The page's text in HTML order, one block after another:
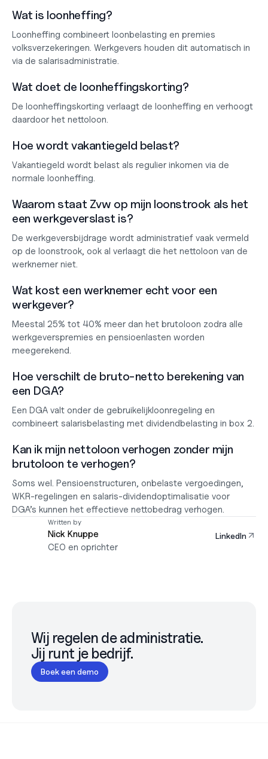
Wat is loonheffing?
Loonheffing combineert loonbelasting en premies
volksverzekeringen. Werkgevers houden dit automatisch in
via de salarisadministratie.
Wat doet de loonheffingskorting?
De loonheffingskorting verlaagt de loonheffing en verhoogt
daardoor het nettoloon.
Hoe wordt vakantiegeld belast?
Vakantiegeld wordt belast als regulier inkomen via de
normale loonheffing.
Waarom staat Zvw op mijn loonstrook als het
een werkgeverslast is?
De werkgeversbijdrage wordt administratief vaak vermeld
op de loonstrook, ook al verlaagt die het nettoloon van de
werknemer niet.
Wat kost een werknemer echt voor een
werkgever?
Meestal 25% tot 40% meer dan het brutoloon zodra alle
werkgeverspremies en pensioenlasten worden
meegerekend.
Hoe verschilt de bruto-netto berekening van
een DGA?
Een DGA valt onder de gebruikelijkloonregeling en
combineert salarisbelasting met dividendbelasting in box 2.
Kan ik mijn nettoloon verhogen zonder mijn
brutoloon te verhogen?
Soms wel. Pensioenstructuren, onbelaste vergoedingen,
WKR-regelingen en salaris-dividendoptimalisatie voor
DGA’s kunnen het effectieve nettobedrag verhogen.
Written by
Nick Knuppe
CEO en oprichter
LinkedIn
Wij regelen de administratie.
Jij runt je bedrijf.
Boek een demo